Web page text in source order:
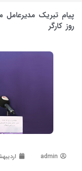
پیام تبریک
روز کارگر
admin اردیبهشت